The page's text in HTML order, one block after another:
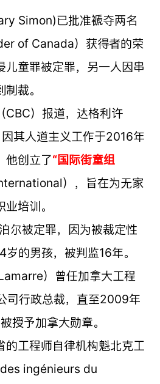
Simon)已批准褫夺两名
of Canada）获得者的荣
儿童罪被定罪，另一人因串
裁。
CBC）报道，达格利许
其人道主义工作于2016年
他创立了“国际街童组
），旨在为无家
培训。
尔被定罪，因为被裁定性
的男孩，被判监16年。
）曾任加拿大工程
司行政总裁，直至2009年
授予加拿大勋章。
的工程师自律机构魁北克工
ingénieurs du